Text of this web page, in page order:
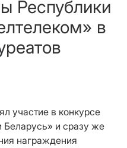
Республики
в
участие в конкурсе
и сразу же
награждения